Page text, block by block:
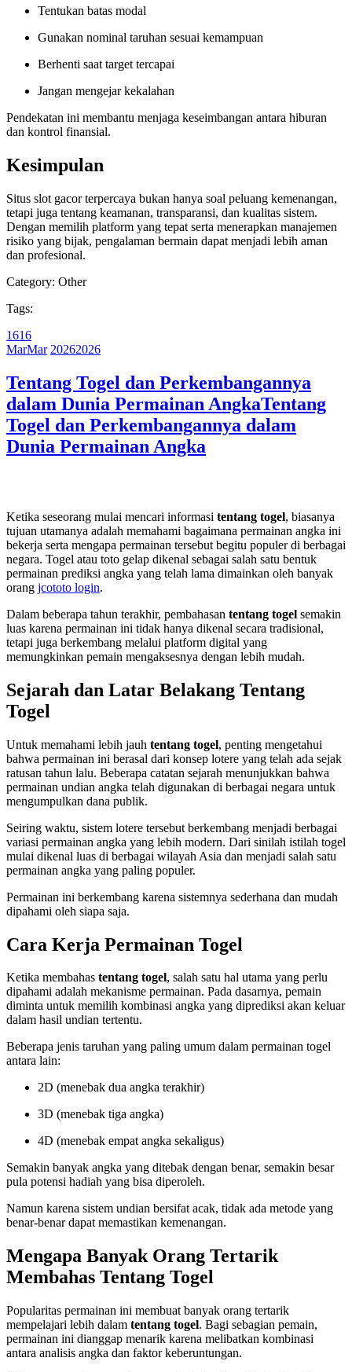
Tentukan batas modal
Gunakan nominal taruhan sesuai kemampuan
Berhenti saat target tercapai
Jangan mengejar kekalahan
Pendekatan ini membantu menjaga keseimbangan antara hiburan
dan kontrol finansial.
Kesimpulan
Situs slot gacor terpercaya bukan hanya soal peluang kemenangan,
tetapi juga tentang keamanan, transparansi, dan kualitas sistem.
Dengan memilih platform yang tepat serta menerapkan manajemen
risiko yang bijak, pengalaman bermain dapat menjadi lebih aman
dan profesional.
Category: Other
Tags:
1616
MarMar 20262026
Tentang Togel dan Perkembangannya
dalam Dunia Permainan AngkaTentang
Togel dan Perkembangannya dalam
Dunia Permainan Angka
Ketika seseorang mulai mencari informasi tentang togel, biasanya
tujuan utamanya adalah memahami bagaimana permainan angka ini
bekerja serta mengapa permainan tersebut begitu populer di berbagai
negara. Togel atau toto gelap dikenal sebagai salah satu bentuk
permainan prediksi angka yang telah lama dimainkan oleh banyak
orang jcototo login.
Dalam beberapa tahun terakhir, pembahasan tentang togel semakin
luas karena permainan ini tidak hanya dikenal secara tradisional,
tetapi juga berkembang melalui platform digital yang
memungkinkan pemain mengaksesnya dengan lebih mudah.
Sejarah dan Latar Belakang Tentang
Togel
Untuk memahami lebih jauh tentang togel, penting mengetahui
bahwa permainan ini berasal dari konsep lotere yang telah ada sejak
ratusan tahun lalu. Beberapa catatan sejarah menunjukkan bahwa
permainan undian angka telah digunakan di berbagai negara untuk
mengumpulkan dana publik.
Seiring waktu, sistem lotere tersebut berkembang menjadi berbagai
variasi permainan angka yang lebih modern. Dari sinilah istilah togel
mulai dikenal luas di berbagai wilayah Asia dan menjadi salah satu
permainan angka yang paling populer.
Permainan ini berkembang karena sistemnya sederhana dan mudah
dipahami oleh siapa saja.
Cara Kerja Permainan Togel
Ketika membahas tentang togel, salah satu hal utama yang perlu
dipahami adalah mekanisme permainan. Pada dasarnya, pemain
diminta untuk memilih kombinasi angka yang diprediksi akan keluar
dalam hasil undian tertentu.
Beberapa jenis taruhan yang paling umum dalam permainan togel
antara lain:
2D (menebak dua angka terakhir)
3D (menebak tiga angka)
4D (menebak empat angka sekaligus)
Semakin banyak angka yang ditebak dengan benar, semakin besar
pula potensi hadiah yang bisa diperoleh.
Namun karena sistem undian bersifat acak, tidak ada metode yang
benar-benar dapat memastikan kemenangan.
Mengapa Banyak Orang Tertarik
Membahas Tentang Togel
Popularitas permainan ini membuat banyak orang tertarik
mempelajari lebih dalam tentang togel. Bagi sebagian pemain,
permainan ini dianggap menarik karena melibatkan kombinasi
antara analisis angka dan faktor keberuntungan.